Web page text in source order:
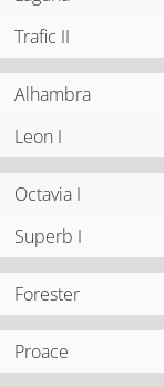
Trafic II
Alhambra
Leon I
Octavia I
Superb I
Forester
Proace